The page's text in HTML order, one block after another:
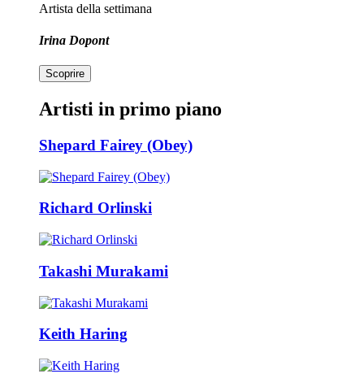
Artista della settimana
Irina Dopont
Scoprire
Artisti in primo piano
Shepard Fairey (Obey)
Richard Orlinski
Takashi Murakami
Keith Haring